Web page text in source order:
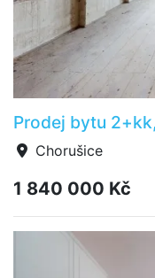
Prodej bytu
Chorušice
1 840 000 Kč